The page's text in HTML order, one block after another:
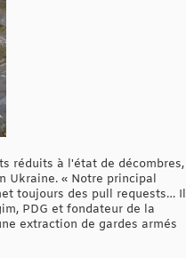
réduits à l'état de décombres,
Ukraine. « Notre principal
toujours des pull requests… Il
PDG et fondateur de la
extraction de gardes armés